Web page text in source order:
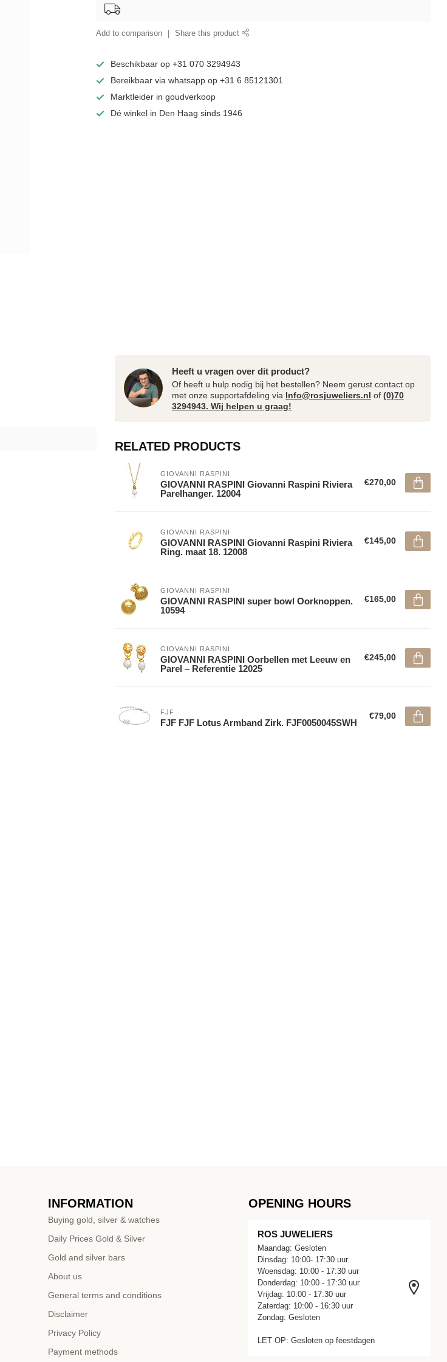
Add to comparison Share this product
Beschikbaar op +31 070 3294943
Bereikbaar via whatsapp op +31 6 85121301
Marktleider in goudverkoop
Dé winkel in Den Haag sinds 1946
Heeft u vragen over dit product?
Of heeft u hulp nodig bij het bestellen? Neem gerust contact op
met onze supportafdeling via Info@rosjuweliers.nl of (0)70
3294943. Wij helpen u graag!
RELATED PRODUCTS
GIOVANNI RASPINI
GIOVANNI RASPINI Giovanni Raspini Riviera
Parelhanger. 12004
€270,00
GIOVANNI RASPINI
GIOVANNI RASPINI Giovanni Raspini Riviera
Ring. maat 18. 12008
€145,00
GIOVANNI RASPINI
GIOVANNI RASPINI super bowl Oorknoppen.
10594
€165,00
GIOVANNI RASPINI
GIOVANNI RASPINI Oorbellen met Leeuw en
Parel – Referentie 12025
€245,00
FJF
FJF FJF Lotus Armband Zirk. FJF0050045SWH
€79,00
INFORMATION
Buying gold, silver & watches
Daily Prices Gold & Silver
Gold and silver bars
About us
General terms and conditions
Disclaimer
Privacy Policy
Payment methods
OPENING HOURS
ROS JUWELIERS
Maandag: Gesloten
Dinsdag: 10:00- 17:30 uur
Woensdag: 10:00 - 17:30 uur
Donderdag: 10:00 - 17:30 uur
Vrijdag: 10:00 - 17:30 uur
Zaterdag: 10:00 - 16:30 uur
Zondag: Gesloten
LET OP: Gesloten op feestdagen